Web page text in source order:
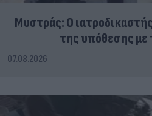
Μυστράς: Ο
της υπόθεσης με
07.08.2026